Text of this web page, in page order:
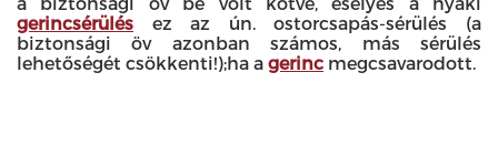
gerincsérülés ez az ún. ostorcsapás-sérülés (a
biztonsági öv azonban számos, más sérülés
lehetőségét csökkenti!);ha a gerinc megcsavarodott.